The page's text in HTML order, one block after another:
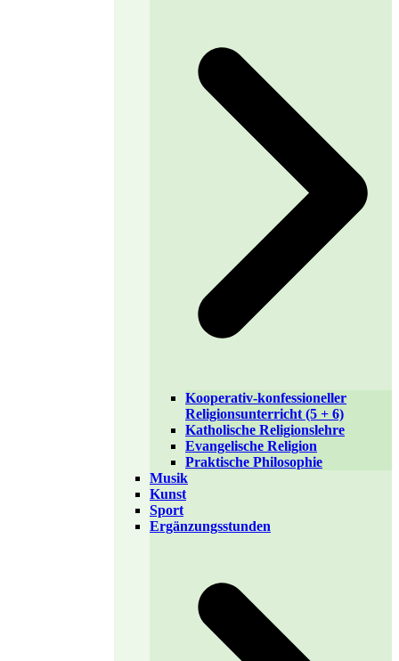
Kooperativ-konfessioneller
Religionsunterricht (5 + 6)
Katholische Religionslehre
Evangelische Religion
Praktische Philosophie
Musik
Kunst
Sport
Ergänzungsstunden